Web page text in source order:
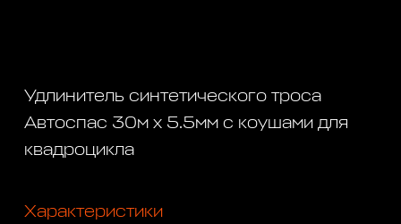
Удлинитель синтетического троса
Автоспас 30м х 5.5мм с коушами для
квадроцикла
Характеристики